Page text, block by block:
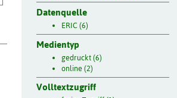
Datenquelle
ERIC (6)
Medientyp
gedruckt (6)
online (2)
Volltextzugriff